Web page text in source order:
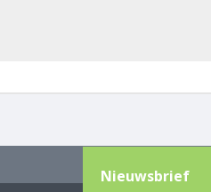
Nieuwsbrief